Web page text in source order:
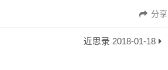
分享
近思录 2018-01-18